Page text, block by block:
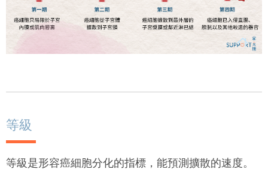
等級
等級是形容癌細胞分化的指標，能預測擴散的速度。